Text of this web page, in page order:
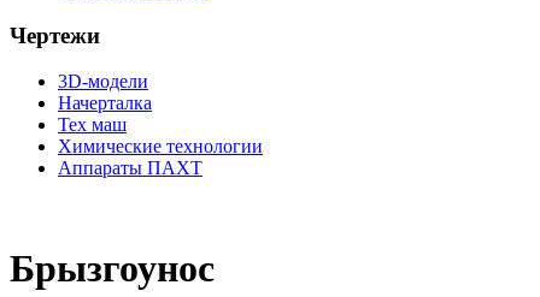
Чертежи
3D-модели
Начерталка
Тех маш
Химические технологии
Аппараты ПАХТ
Брызгоунос